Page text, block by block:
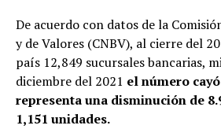
De acuerdo con datos de la
y de Valores (CNBV), al cierre del
país 12,849 sucursales bancarias,
diciembre del 2021 el número
representa una disminución de
1,151 unidades.